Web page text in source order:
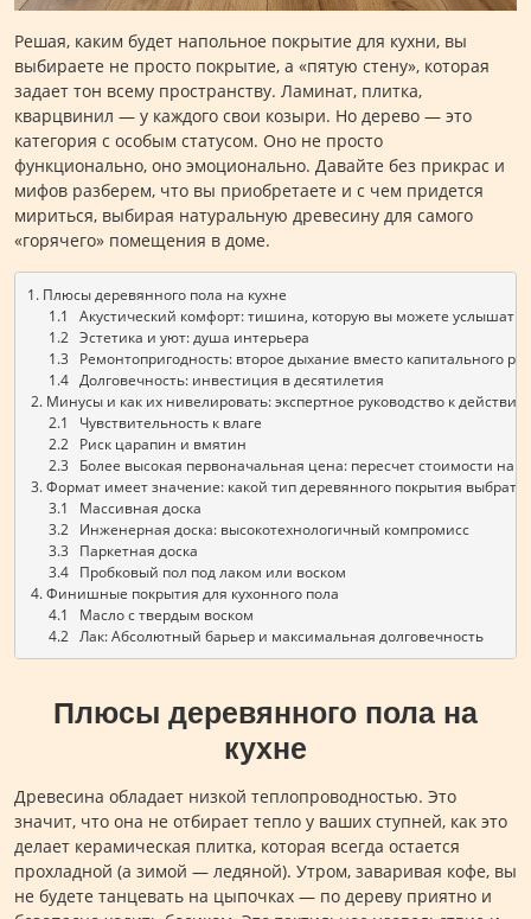
Решая, каким будет напольное покрытие для кухни, вы
выбираете не просто покрытие, а «пятую стену», которая
задает тон всему пространству. Ламинат, плитка,
кварцвинил — у каждого свои козыри. Но дерево — это
категория с особым статусом. Оно не просто
функционально, оно эмоционально. Давайте без прикрас и
мифов разберем, что вы приобретаете и с чем придется
мириться, выбирая натуральную древесину для самого
«горячего» помещения в доме.
1. Плюсы деревянного пола на кухне
      1.1   Акустический комфорт: тишина, которую вы можете услышать
      1.2   Эстетика и уют: душа интерьера
1.3   Ремонтопригодность: второе дыхание вместо капитального
      1.4   Долговечность: инвестиция в десятилетия
2. Минусы и как их нивелировать: экспертное руководство к действию
      2.1   Чувствительность к влаге
      2.2   Риск царапин и вмятин
2.3   Более высокая первоначальная цена: пересчет стоимости на
3. Формат имеет значение: какой тип деревянного покрытия выбрать
      3.1   Массивная доска
      3.2   Инженерная доска: высокотехнологичный компромисс
      3.3   Паркетная доска
      3.4   Пробковый пол под лаком или воском
4. Финишные покрытия для кухонного пола
      4.1   Масло с твердым воском
      4.2   Лак: Абсолютный барьер и максимальная долговечность
Плюсы деревянного пола на
кухне
Древесина обладает низкой теплопроводностью. Это
значит, что она не отбирает тепло у ваших ступней, как это
делает керамическая плитка, которая всегда остается
прохладной (а зимой — ледяной). Утром, заваривая кофе, вы
не будете танцевать на цыпочках — по дереву приятно и